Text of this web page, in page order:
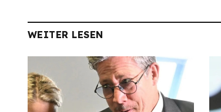
WEITER LESEN